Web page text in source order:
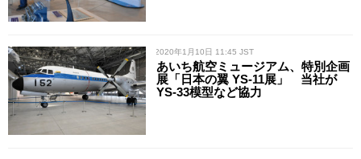
/ 2020年1月10日 11:45 JST
あいち航空ミュージアム、特別企画
展「日本の翼 YS-11展」 当社が
YS-33模型など協力